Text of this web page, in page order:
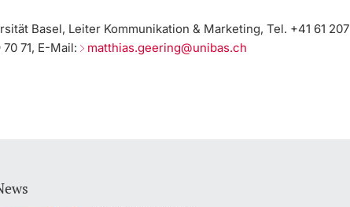
Basel, Leiter Kommunikation & Marketing, Tel. +41 61 207
70 71, E-Mail: matthias.geering@unibas.ch